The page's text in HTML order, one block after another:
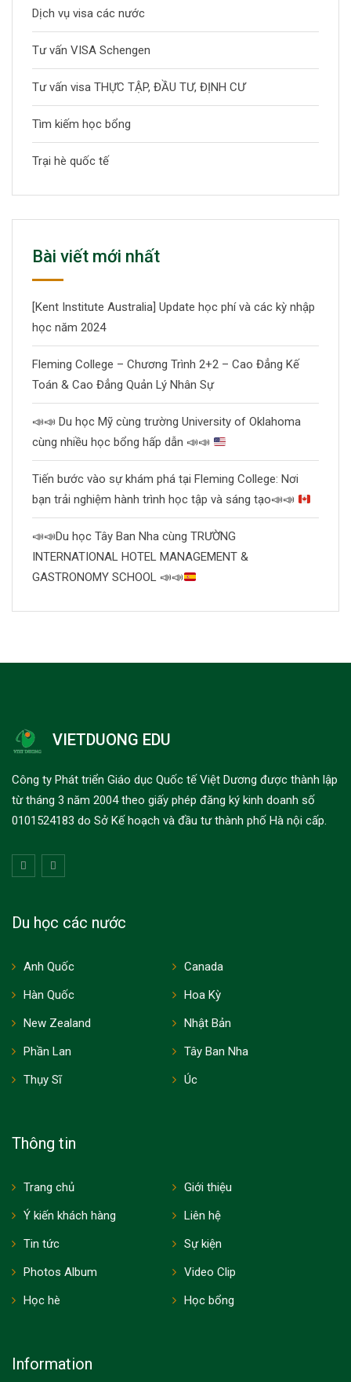
Dịch vụ visa các nước
Tư vấn VISA Schengen
Tư vấn visa THỰC TẬP, ĐẦU TƯ, ĐỊNH CƯ
Tìm kiếm học bổng
Trại hè quốc tế
Bài viết mới nhất
[Kent Institute Australia] Update học phí và các kỳ nhập
học năm 2024
Fleming College – Chương Trình 2+2 – Cao Đẳng Kế
Toán & Cao Đẳng Quản Lý Nhân Sự
📣📣 Du học Mỹ cùng trường University of Oklahoma
cùng nhiều học bổng hấp dẫn 📣📣
Tiến bước vào sự khám phá tại Fleming College: Nơi
bạn trải nghiệm hành trình học tập và sáng tạo📣📣
📣📣Du học Tây Ban Nha cùng TRƯỜNG
INTERNATIONAL HOTEL MANAGEMENT &
GASTRONOMY SCHOOL 📣📣
VIETDUONG EDU
Công ty Phát triển Giáo dục Quốc tế Việt Dương được thành lập
từ tháng 3 năm 2004 theo giấy phép đăng ký kinh doanh số
0101524183 do Sở Kế hoạch và đầu tư thành phố Hà nội cấp.
Du học các nước
Anh Quốc
Canada
Hàn Quốc
Hoa Kỳ
New Zealand
Nhật Bản
Phần Lan
Tây Ban Nha
Thụy Sĩ
Úc
Thông tin
Trang chủ
Giới thiệu
Ý kiến khách hàng
Liên hệ
Tin tức
Sự kiện
Photos Album
Video Clip
Học hè
Học bổng
Information